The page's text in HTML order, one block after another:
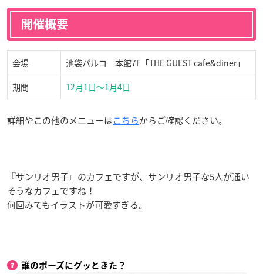
開催概要
会場 池袋パルコ 本館7F「THE GUEST cafe&diner」
期間 12月1日〜1月4日
詳細やこの他のメニューはこちらからご確認ください。
『サンリオ男子』のカフェですが、サンリオ男子な5人が通い
そうなカフェですね！
何回みてもイラストが可愛すぎる。
誰のポーズにグッときた？